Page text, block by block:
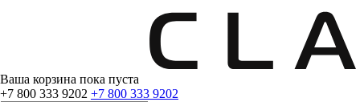
Ваша корзина пока пуста
+7 800 333 9202 +7 800 333 9202